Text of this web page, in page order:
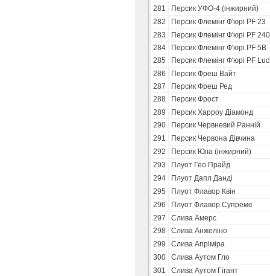
281
Персик УФО-4 (інжирний)
282
Персик Флемінг Ф'юрі PF 23
283
Персик Флемінг Ф'юрі PF
284
Персик Флемінг Ф'юрі PF 5В
285
Персик Флемінг Ф'юрі PF
286
Персик Фреш Вайт
287
Персик Фреш Ред
288
Персик Фрост
289
Персик Харроу Діамонд
290
Персик Червневий Ранній
291
Персик Червона Дівчина
292
Персик Юла (інжирний)
293
Плуот Гео Прайд
294
Плуот Дапл Данді
295
Плуот Флавор Квін
296
Плуот Флавор Супреме
297
Слива Амерс
298
Слива Анжеліно
299
Слива Апріміра
300
Слива Аутом Гло
301
Слива Аутом Гігант